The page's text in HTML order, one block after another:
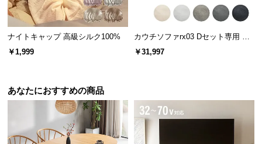
天板はネジでがっちり固定
ガラス天板は4ヵ所のネジでしっかりと固定していま
す。簡単にフレームから離れることがなく安全で
す。
ナイトキャップ 高級シルク100%
￥1,999
カウチソファrx03 Dセット専用 交
換用カバー カウチ+2P+1P+オット
￥31,997
あなたにおすすめの商品